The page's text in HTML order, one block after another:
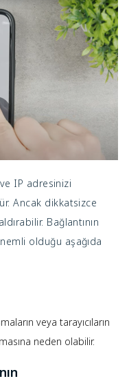
IP adresinizi
Ancak dikkatsizce
Bağlantının
olduğu aşağıda
veya tarayıcıların
neden olabilir.